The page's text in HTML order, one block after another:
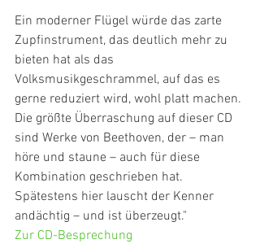
Ein moderner Flügel würde das zarte
Zupfinstrument, das deutlich mehr zu
bieten hat als das
Volksmusikgeschrammel, auf das es
gerne reduziert wird, wohl platt machen.
Die größte Überraschung auf dieser CD
sind Werke von Beethoven, der – man
höre und staune – auch für diese
Kombination geschrieben hat.
Spätestens hier lauscht der Kenner
andächtig – und ist überzeugt."
Zur CD-Besprechung